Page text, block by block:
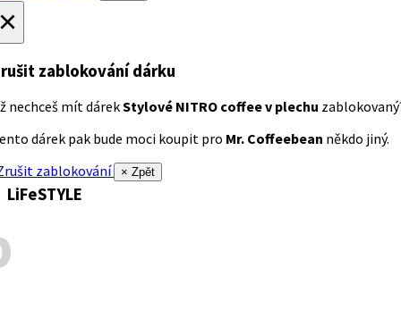
zablokování dárku
nechceš mít dárekStylové NITRO coffee v plechu
dárek pak bude moci koupit pro Mr. Coffeebean někdo jiný.
zablokování
× Zpět
LiFeSTYLE